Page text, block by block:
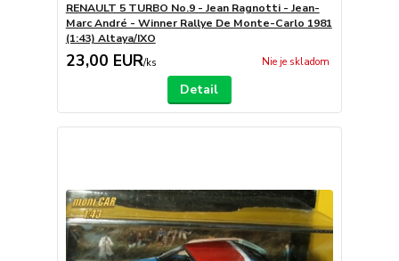
RENAULT 5 TURBO No.9 - Jean Ragnotti - Jean-
Marc André - Winner Rallye De Monte-Carlo 1981
(1:43) Altaya/IXO
23,00 EUR/ks Nie je skladom
Detail